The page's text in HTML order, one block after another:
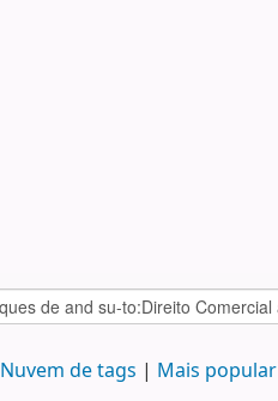
Nuvem de tags Mais popular